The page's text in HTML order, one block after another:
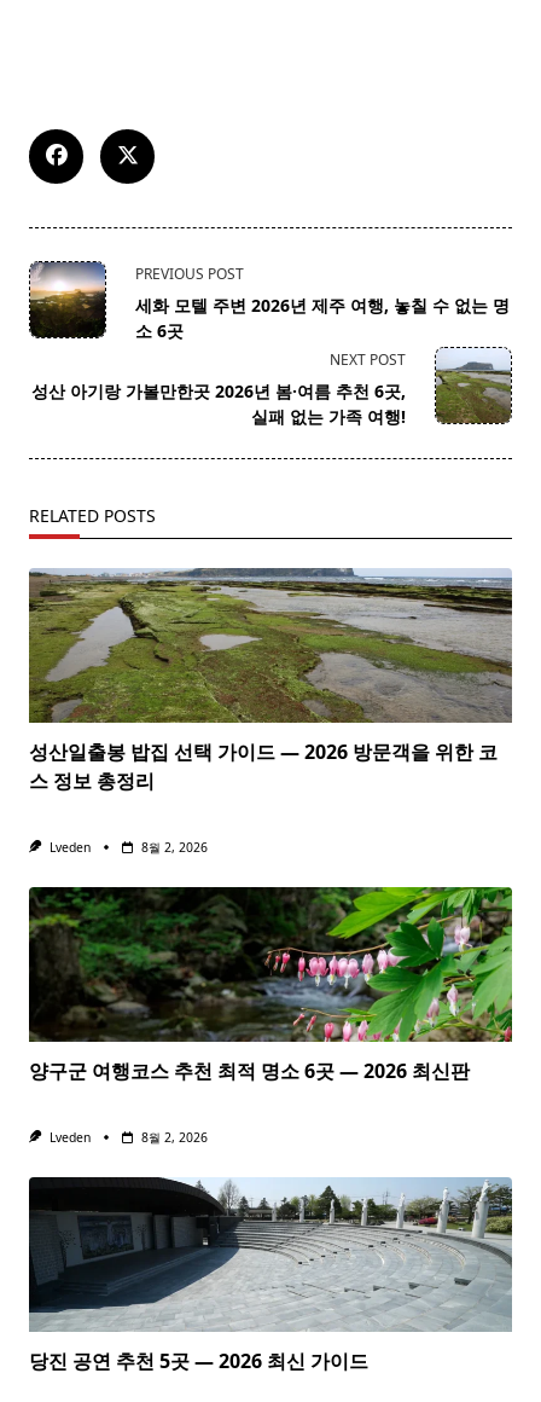
<span
class="nav-
subtitle
reader-
PREVIOUS POST
세화 모텔 주변 2026년 제주 여행, 놓칠 수 없는 명
소 6곳
NEXT POST
성산 아기랑 가볼만한곳 2026년 봄·여름 추천 6곳,
실패 없는 가족 여행!
RELATED POSTS
성산일출봉 밥집 선택 가이드 — 2026 방문객을 위한 코
스 정보 총정리
Lveden 8월 2, 2026
양구군 여행코스 추천 최적 명소 6곳 — 2026 최신판
Lveden 8월 2, 2026
당진 공연 추천 5곳 — 2026 최신 가이드